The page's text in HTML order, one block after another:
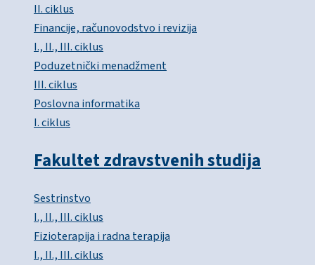
II. ciklus
Financije, računovodstvo i revizija
I., II., III. ciklus
Poduzetnički menadžment
III. ciklus
Poslovna informatika
I. ciklus
Fakultet zdravstvenih studija
Sestrinstvo
I., II., III. ciklus
Fizioterapija i radna terapija
I., II., III. ciklus